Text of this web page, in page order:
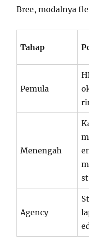
Bree, modalnya
Tahap
Pemula
Menengah
Agency